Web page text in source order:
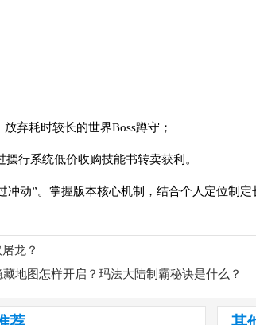
弃耗时较长的世界Boss蹲守；
行系统低价收购技能书转卖获利。
动”。掌握版本核心机制，结合个人定位制
龙？
地图怎样开启？玛法大陆制霸秘诀是什么？